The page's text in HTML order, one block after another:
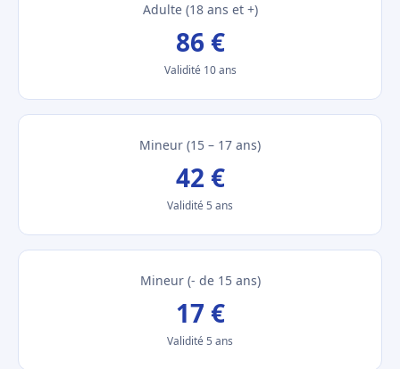
Adulte (18 ans et +)
86 €
Validité 10 ans
Mineur (15 – 17 ans)
42 €
Validité 5 ans
Mineur (- de 15 ans)
17 €
Validité 5 ans